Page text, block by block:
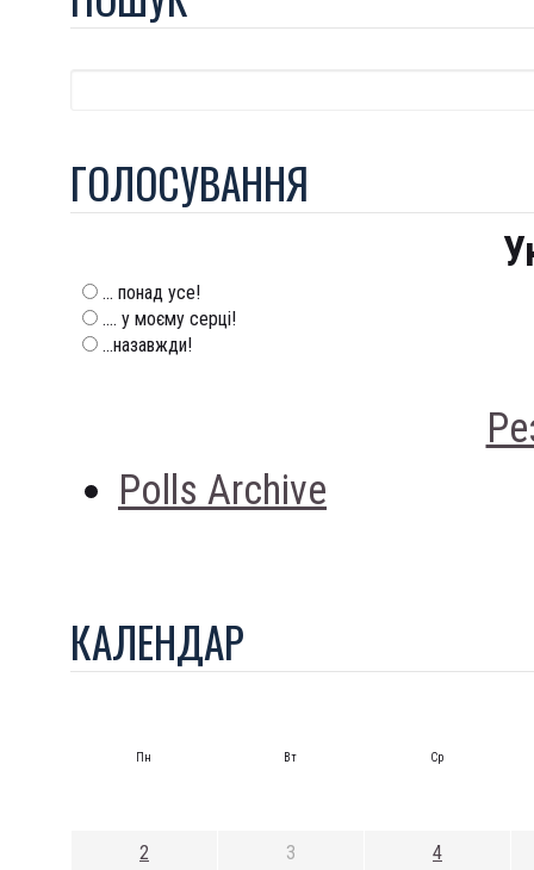
ГОЛОСУВАННЯ
... понад усе!
.... у моєму серці!
...назавжди!
Polls Archive
КАЛЕНДАР
Пн Вт Ср
2 3 4